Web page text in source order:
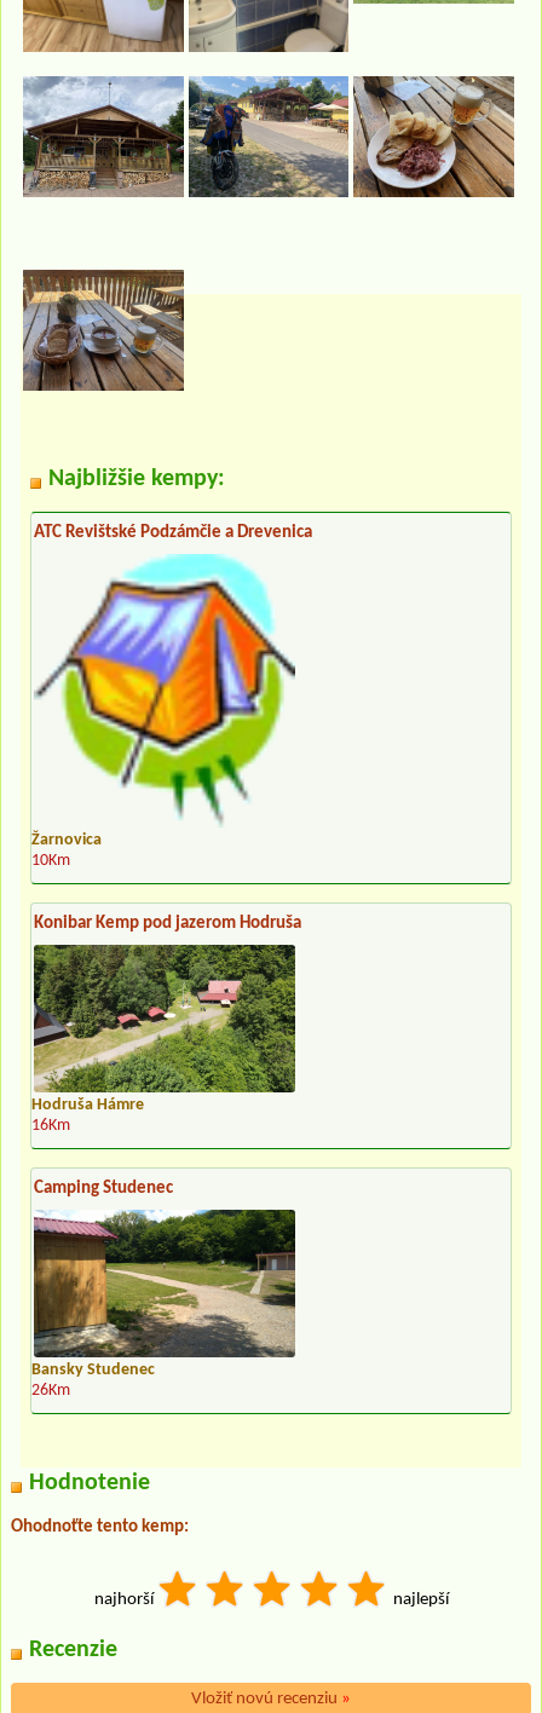
Najbližšie kempy:
ATC Revištské Podzámčie a Drevenica
Žarnovica
10Km
Konibar Kemp pod jazerom Hodruša
Hodruša Hámre
16Km
Camping Studenec
Bansky Studenec
26Km
Hodnotenie
Ohodnoťte tento kemp:
najhorší najlepší
Recenzie
Vložiť novú recenziu »